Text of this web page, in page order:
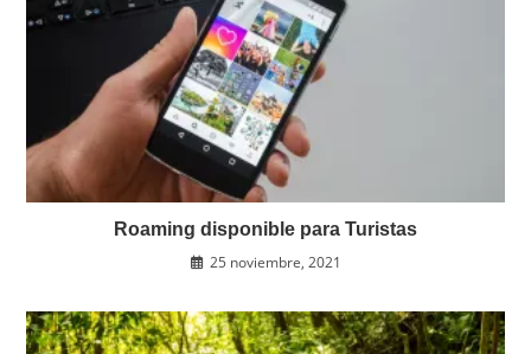
Roaming disponible para Turistas
25 noviembre, 2021